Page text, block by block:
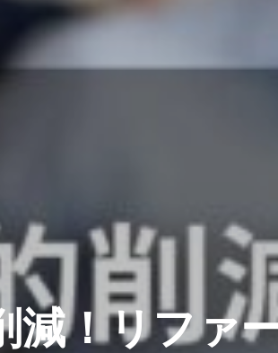
減！リファ